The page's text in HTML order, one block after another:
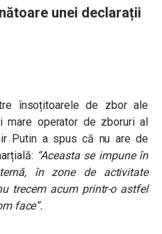
unei declarații
însoțitoarele de zbor ale
mare operator de zboruri al
Putin a spus că nu are de
“Aceasta se impune în
în zone de activitate
trecem acum printr-o astfel
face”.